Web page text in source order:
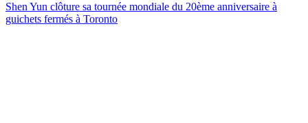
Shen Yun clôture sa tournée mondiale du 20ème anniversaire à
guichets fermés à Toronto